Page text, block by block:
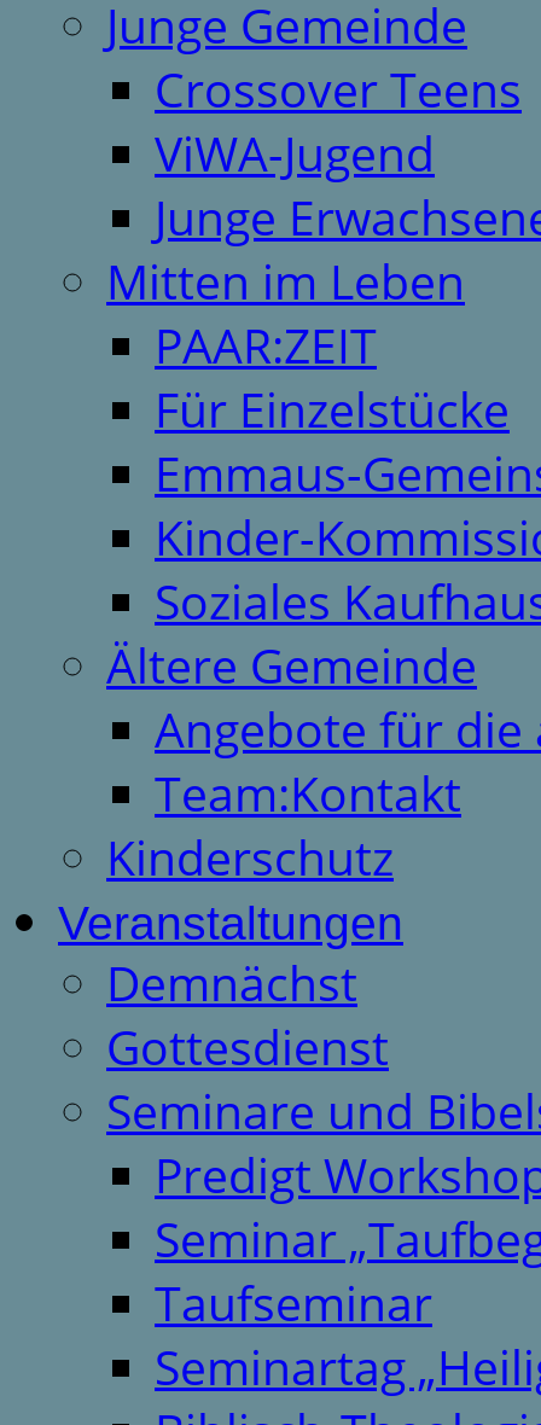
Junge Gemeinde
Crossover Teens
ViWA-Jugend
Junge
Mitten im Leben
PAAR:ZEIT
Für Einzelstücke
Emmaus-
Kinder-
Soziales
Ältere Gemeinde
Angebote für
Team:Kontakt
Kinderschutz
Veranstaltungen
Demnächst
Gottesdienst
Seminare und
Predigt
Seminar
Taufseminar
Seminartag